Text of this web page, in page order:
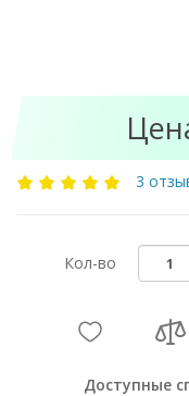
3
Кол-во
Доступные